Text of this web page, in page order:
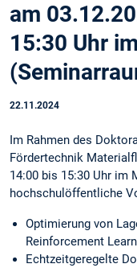
am
15:30 Uhr
22.11.2024
Im Rahmen des
Fördertechnik
14:00 bis 15:30 Uhr im
hochschulöffentliche
Optimierung von
Reinforcement
Echtzeitgeregelte